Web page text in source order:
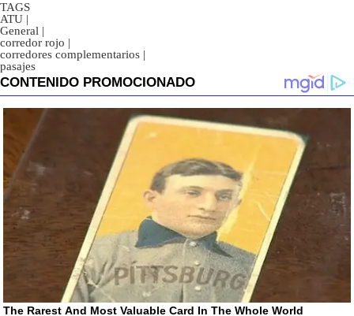
TAGS
ATU |
General |
corredor rojo |
corredores complementarios |
pasajes